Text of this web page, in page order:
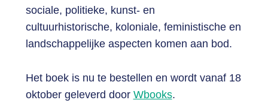
sociale, politieke, kunst- en
cultuurhistorische, koloniale, feministische en
landschappelijke aspecten komen aan bod.
Het boek is nu te bestellen en wordt vanaf 18
oktober geleverd door Wbooks.